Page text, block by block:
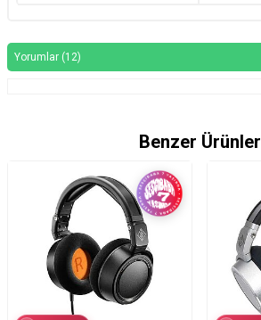
Yorumlar (12)
Benzer Ürünler